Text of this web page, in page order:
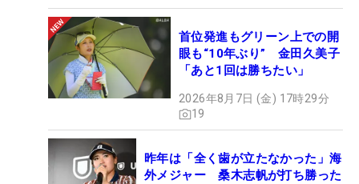
首位発進もグリーン上での開
眼も“10年ぶり” 金田久美子
「あと1回は勝ちたい」
2026年8月7日 (金) 17時29分
19
昨年は「全く歯が立たなかった」海
外メジャー 桑木志帆が打ち勝った